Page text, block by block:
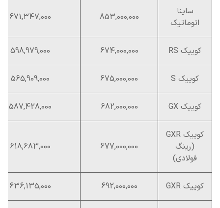
ساینا
اتوماتیک
853,000,000
671,347,000
کوییک RS 674,000,000
598,979,000
کوییک S 675,000,000
565,909,000
کوییک GX 682,000,000
587,428,000
کوییک GXR
(رینگ
فولادی)
677,000,000
618,683,000
کوییک GXR 692,000,000
636,135,000